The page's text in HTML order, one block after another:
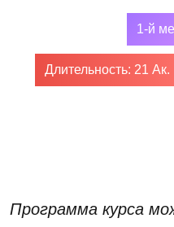
1-й
Длительность: 21 Ак.
Программа курса